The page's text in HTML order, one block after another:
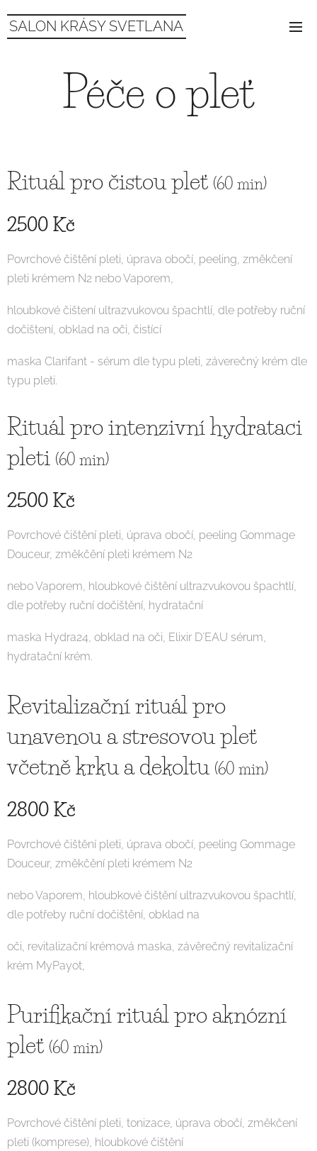
SALON KRÁSY SVETLANA
Péče o pleť
Rituál pro čistou pleť (60 min)
2500 Kč
Povrchové čištění pleti, úprava obočí, peeling, změkčení
pleti krémem N2 nebo Vaporem,
hloubkové čištení ultrazvukovou špachtlí, dle potřeby ruční
dočištení, obklad na oči, čistící
maska Clarifant - sérum dle typu pleti, záverečný krém dle
typu pleti.
Rituál pro intenzivní hydrataci
pleti (60 min)
2500 Kč
Povrchové čištění pleti, úprava obočí, peeling Gommage
Douceur, změkčění pleti krémem N2
nebo Vaporem, hloubkové čištění ultrazvukovou špachtlí,
dle potřeby ruční dočištění, hydratační
maska Hydra24, obklad na oči, Elixir D´EAU sérum,
hydratační krém.
Revitalizační rituál pro
unavenou a stresovou pleť
včetně krku a dekoltu (60 min)
2800 Kč
Povrchové čištění pleti, úprava obočí, peeling Gommage
Douceur, změkčění pleti krémem N2
nebo Vaporem, hloubkové čištění ultrazvukovou špachtlí,
dle potřeby ruční dočištění, obklad na
oči, revitalizační krémová maska, závěrečný revitalizační
krém MyPayot,
Purifikační rituál pro aknózní
pleť (60 min)
2800 Kč
Povrchové čištění pleti, tonizace, úprava obočí, změkčení
pleti (komprese), hloubkové čištění